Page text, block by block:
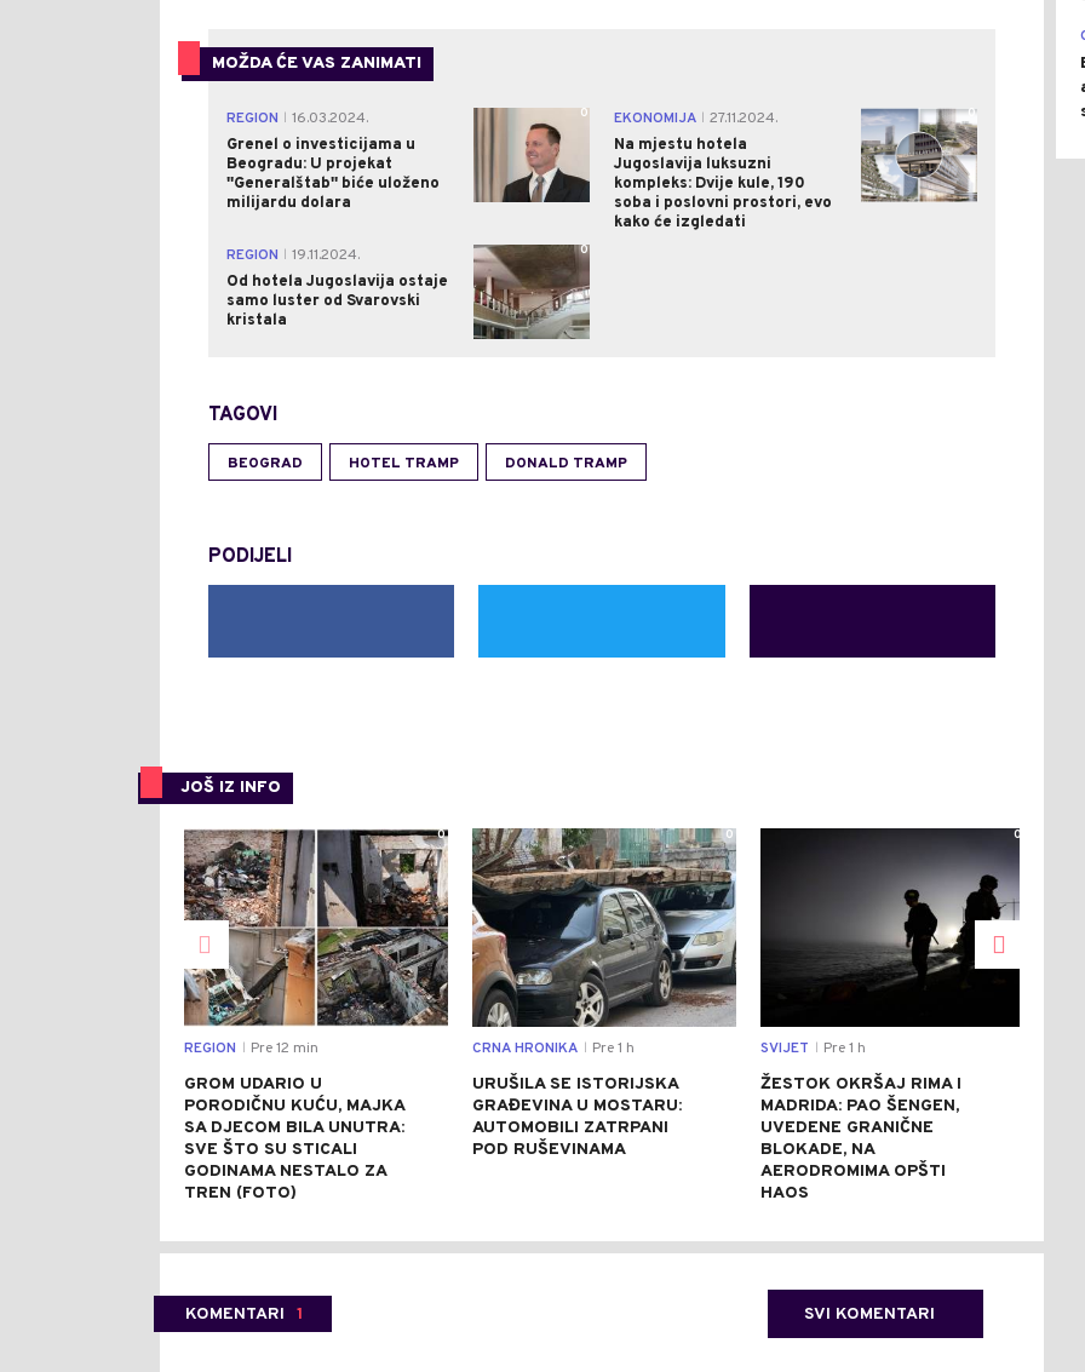
MOŽDA ĆE VAS ZANIMATI
REGION
16.03.2024.
Grenel o investicijama u
Beogradu: U projekat
''Generalštab'' biće uloženo
milijardu dolara
0 EKONOMIJA
27.11.2024.
Na mjestu hotela
Jugoslavija luksuzni
kompleks: Dvije kule, 190
soba i poslovni prostori, evo
kako će izgledati
0
REGION
19.11.2024.
Od hotela Jugoslavija ostaje
samo luster od Svarovski
kristala
0
TAGOVI
BEOGRAD HOTEL TRAMP DONALD TRAMP
PODIJELI
JOŠ IZ INFO
0
REGION Pre 12 min
GROM UDARIO U
PORODIČNU KUĆU, MAJKA
SA DJECOM BILA UNUTRA:
SVE ŠTO SU STICALI
GODINAMA NESTALO ZA
TREN (FOTO)
0
CRNA HRONIKA Pre 1 h
URUŠILA SE ISTORIJSKA
GRAĐEVINA U MOSTARU:
AUTOMOBILI ZATRPANI
POD RUŠEVINAMA
0
SVIJET Pre 1 h
ŽESTOK OKRŠAJ RIMA I
MADRIDA: PAO ŠENGEN,
UVEDENE GRANIČNE
BLOKADE, NA
AERODROMIMA OPŠTI
HAOS
KOMENTARI 1 SVI KOMENTARI